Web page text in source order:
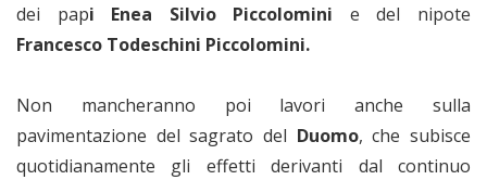
dei papi Enea Silvio Piccolomini e del nipote
Francesco Todeschini Piccolomini.
Non mancheranno poi lavori anche sulla
pavimentazione del sagrato del Duomo, che subisce
quotidianamente gli effetti derivanti dal continuo